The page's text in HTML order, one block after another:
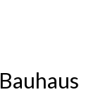
Bauhaus